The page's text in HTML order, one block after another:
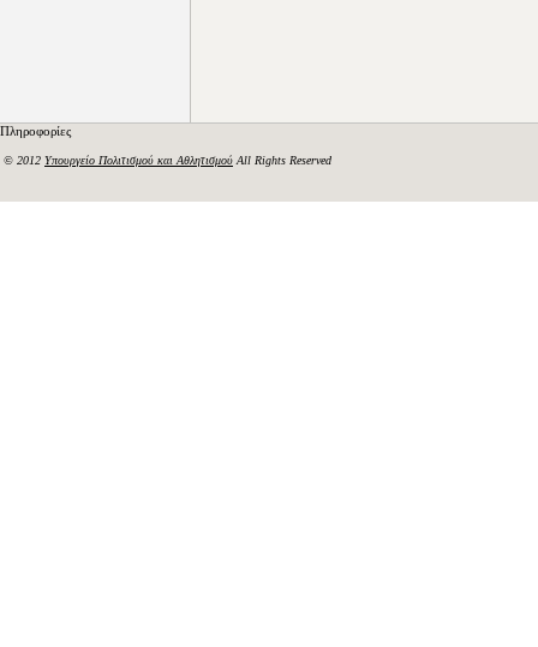
Πληροφορίες
© 2012 Υπουργείο Πολιτισμού και Αθλητισμού All Rights Reserved